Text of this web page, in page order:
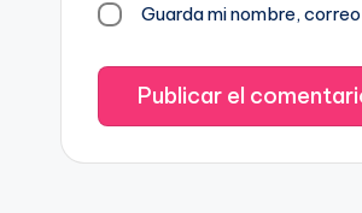
Guarda mi nombre,